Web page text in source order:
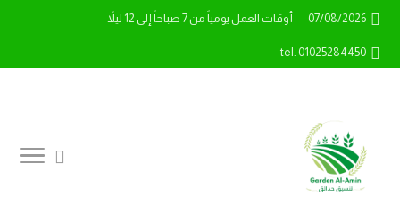
07/08/2026 أوقات العمل يومياً من 7 صباحاً إلى 12 ليلاً
tel: 01025284450